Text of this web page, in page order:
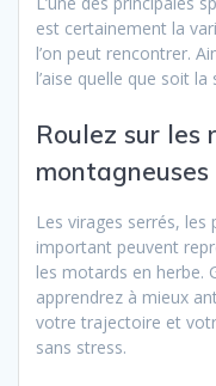
est certainement la
l’on peut rencontrer.
l’aise quelle que soit la
Roulez sur les
montagneuses
Les virages serrés,
important peuvent
les motards en herbe.
apprendrez à mieux
votre trajectoire et
sans stress.